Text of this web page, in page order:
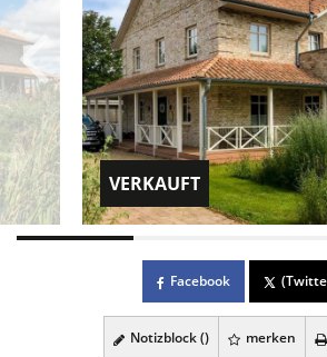
VERKAUFT
Facebook
Notizblock () merken